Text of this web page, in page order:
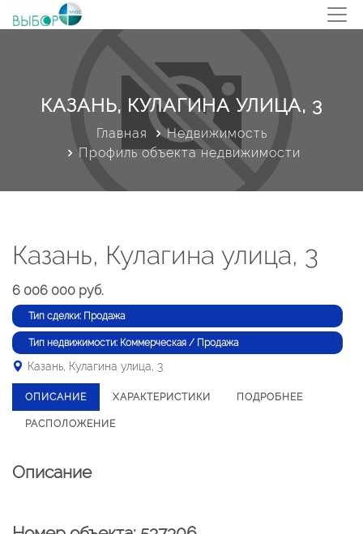
КАЗАНЬ, КУЛАГИНА УЛИЦА, 3
Главная
Недвижимость
Профиль объекта недвижимости
Казань, Кулагина улица, 3
6 006 000 руб.
Тип сделки: Продажа
Тип недвижимости: Коммерческая / Продажа
Казань, Кулагина улица, 3
ОПИСАНИЕ ХАРАКТЕРИСТИКИ ПОДРОБНЕЕ
РАСПОЛОЖЕНИЕ
Описание